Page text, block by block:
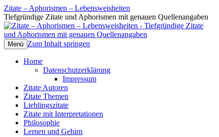
Zitate – Aphorismen – Lebensweisheiten
Tiefgründige Zitate und Aphorismen mit genauen Quellenangaben
Menü Zum Inhalt springen
Home
Datenschutzerklärung
Impressum
Zitate Autoren
Zitate Themen
Lieblingszitate
Zitate mit Interpretationen
Philosophie
Lernen und Gehirn